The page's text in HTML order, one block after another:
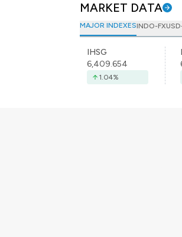
MARKET DATA
MAJOR INDEXESINDO-FX
IHSG
6,409.654
1.04%